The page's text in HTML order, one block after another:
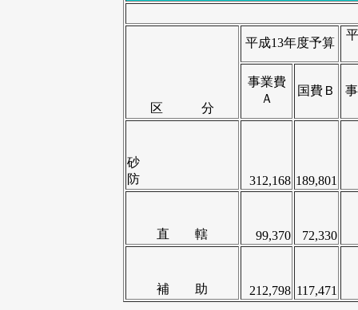
区 分
平成13年度予算
事業費
Ａ
国費Ｂ
砂
防
312,168 189,801
直 轄 99,370 72,330
補 助 212,798 117,471